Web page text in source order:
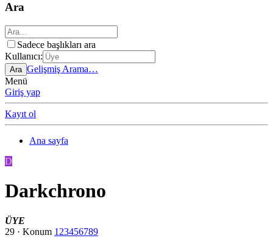
Ara
Sadece başlıkları ara
Kullanıcı:
Ara Gelişmiş Arama…
Menü
Giriş yap
Kayıt ol
Ana sayfa
D
Darkchrono
ÜYE
29 · Konum 123456789